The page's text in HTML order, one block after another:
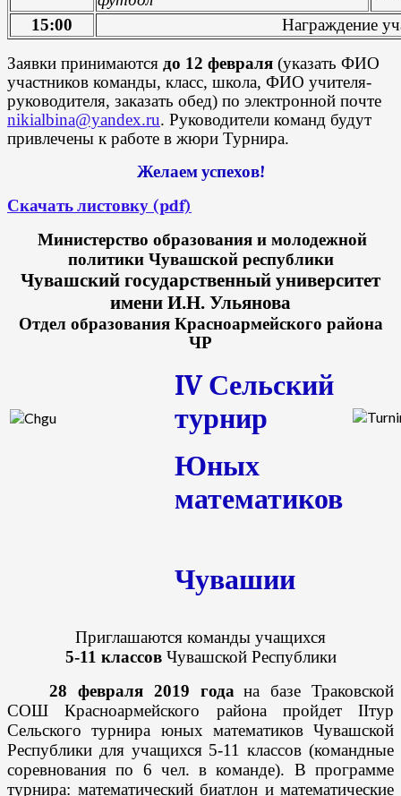
15:00
Награждение
Заявки принимаются до 12 февраля (указать ФИО
участников команды, класс, школа, ФИО учителя-
руководителя, заказать обед) по электронной почте
nikialbina@yandex.ru. Руководители команд будут
привлечены к работе в жюри Турнира.
Желаем успехов!
Скачать листовку (pdf)
Министерство образования и молодежной
политики Чувашской республики
Чувашский государственный университет
имени И.Н. Ульянова
Отдел образования Красноармейского района
ЧР
IVСельский
турнир
Юных
математиков
Чувашии
Приглашаются команды учащихся
5-11 классовЧувашской Республики
28 февраля 2019 года на базе Траковской
СОШ Красноармейского района пройдет IIтур
Сельского турнира юных математиков Чувашской
Республики для учащихся 5-11 классов (командные
соревнования по 6 чел. в команде). В программе
турнира: математический биатлон и математические